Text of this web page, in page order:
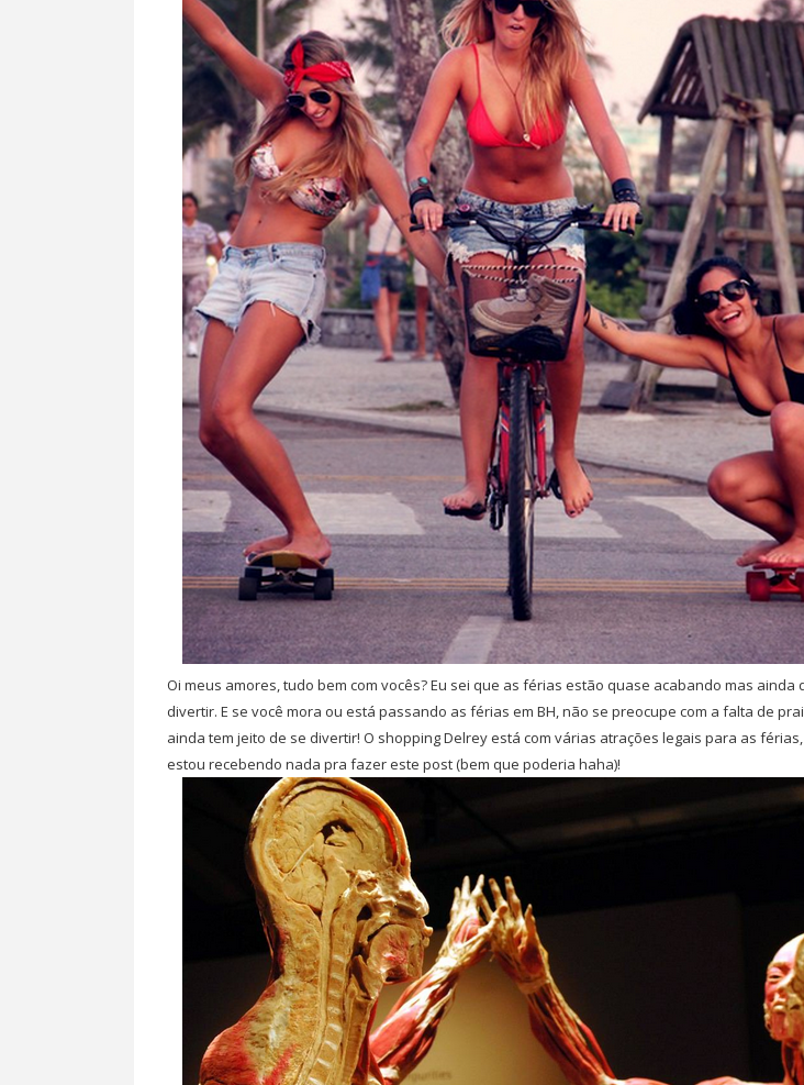
Oi meus amores, tudo bem com vocês? Eu sei que as férias estão quase acabando mas ainda
divertir. E se você mora ou está passando as férias em BH, não se preocupe com a falta de
ainda tem jeito de se divertir! O shopping Delrey está com várias atrações legais para as
estou recebendo nada pra fazer este post (bem que poderia haha)!